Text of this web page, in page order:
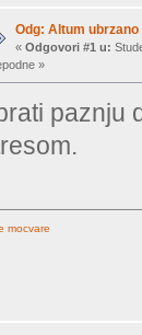
Odg: Altum ubrzano
« Odgovori #1 u:
»
paznju
mocvare